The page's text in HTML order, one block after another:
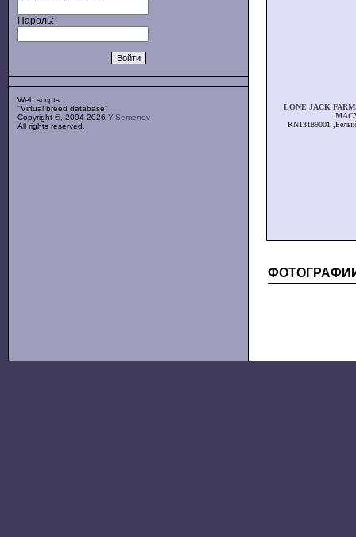
Пароль:
Web scripts
''Virtual breed database''
Copyright ©, 2004-2026 Y.Semenov
All rights reserved.
LONE JACK
RN13189001